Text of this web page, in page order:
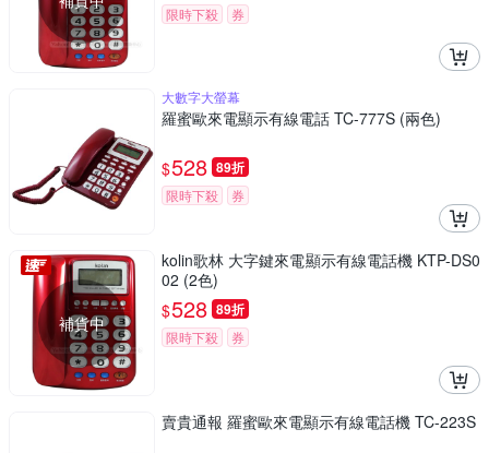
限時下殺 券
大數字大螢幕
羅蜜歐來電顯示有線電話 TC-777S (兩色)
$528 89折
限時下殺 券
補貨中
kolin歌林 大字鍵來電顯示有線電話機 KTP-DS0
02 (2色)
$528 89折
限時下殺 券
賣貴通報 羅蜜歐來電顯示有線電話機 TC-223S